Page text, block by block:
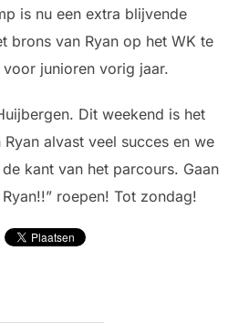
is nu een extra blijvende
brons van Ryan op het WK te
junioren vorig jaar.
Dit weekend is het
alvast veel succes en we
kant van het parcours. Gaan
roepen! Tot zondag!